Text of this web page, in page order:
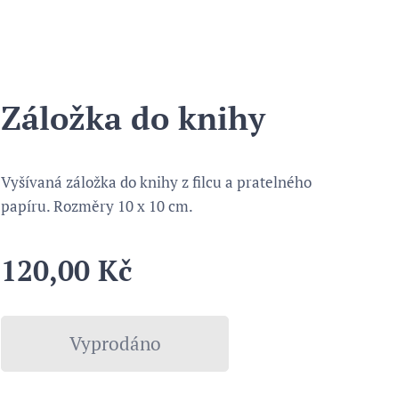
Záložka do knihy
Vyšívaná záložka do knihy z filcu a pratelného
papíru. Rozměry 10 x 10 cm.
120,00 Kč
Vyprodáno